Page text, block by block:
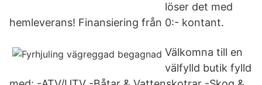
löser det med
hemleverans! Finansiering från 0:- kontant.
Välkomna till en
välfylld butik fylld